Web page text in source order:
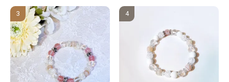
3 4